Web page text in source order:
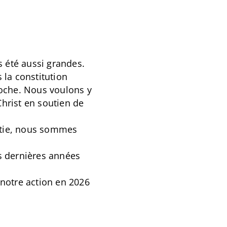
été aussi grandes.
la constitution
Nous voulons y
en soutien de
nous sommes
dernières années
action en 2026